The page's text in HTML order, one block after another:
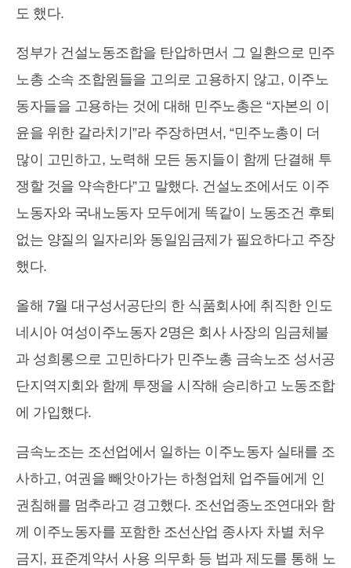
도 했다.
정부가 건설노동조합을 탄압하면서 그 일환으로 민주
노총 소속 조합원들을 고의로 고용하지 않고, 이주노
동자들을 고용하는 것에 대해 민주노총은 “자본의 이
윤을 위한 갈라치기”라 주장하면서, “민주노총이 더
많이 고민하고, 노력해 모든 동지들이 함께 단결해 투
쟁할 것을 약속한다”고 말했다. 건설노조에서도 이주
노동자와 국내노동자 모두에게 똑같이 노동조건 후퇴
없는 양질의 일자리와 동일임금제가 필요하다고 주장
했다.
올해 7월 대구성서공단의 한 식품회사에 취직한 인도
네시아 여성이주노동자 2명은 회사 사장의 임금체불
과 성희롱으로 고민하다가 민주노총 금속노조 성서공
단지역지회와 함께 투쟁을 시작해 승리하고 노동조합
에 가입했다.
금속노조는 조선업에서 일하는 이주노동자 실태를 조
사하고, 여권을 빼앗아가는 하청업체 업주들에게 인
권침해를 멈추라고 경고했다. 조선업종노조연대와 함
께 이주노동자를 포함한 조선산업 종사자 차별 처우
금지, 표준계약서 사용 의무화 등 법과 제도를 통해 노